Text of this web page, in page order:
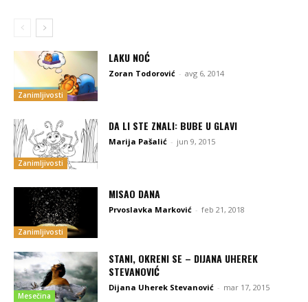
Zanimljivosti
LAKU NOĆ
Zoran Todorović - avg 6, 2014
Zanimljivosti
DA LI STE ZNALI: BUBE U GLAVI
Marija Pašalić - jun 9, 2015
Zanimljivosti
MISAO DANA
Prvoslavka Marković - feb 21, 2018
Mesečina
STANI, OKRENI SE – DIJANA UHEREK
STEVANOVIĆ
Dijana Uherek Stevanović - mar 17, 2015